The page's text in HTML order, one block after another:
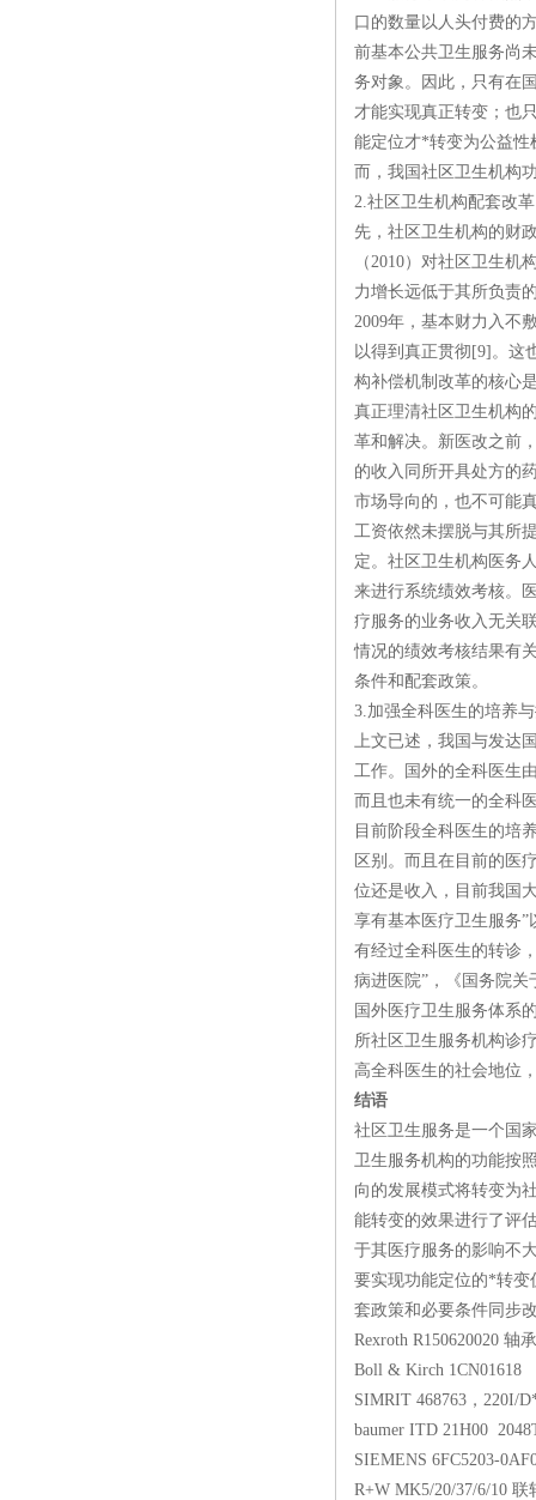
口的数量以人头付费的
前基本公共卫生服务尚
务对象。因此，只有在
才能实现真正转变；也
能定位才*转变为公益性
而，我国社区卫生机构
2.社区卫生机构配套改
先，社区卫生机构的财
（2010）对社区卫生
力增长远低于其所负责
2009年，基本财力入不
以得到真正贯彻[9]。这
构补偿机制改革的核心
真正理清社区卫生机构
革和解决。新医改之前
的收入同所开具处方的
市场导向的，也不可能
工资依然未摆脱与其所
定。社区卫生机构医务
来进行系统绩效考核。
疗服务的业务收入无关
情况的绩效考核结果有
条件和配套政策。
3.加强全科医生的培养
上文已述，我国与发达
工作。国外的全科医生
而且也未有统一的全科
目前阶段全科医生的培
区别。而且在目前的医
位还是收入，目前我国
享有基本医疗卫生服务
有经过全科医生的转诊
病进医院”，《国务院
国外医疗卫生服务体系
所社区卫生服务机构诊
高全科医生的社会地位
结语
社区卫生服务是一个国
卫生服务机构的功能按
向的发展模式将转变为
能转变的效果进行了评
于其医疗服务的影响不
要实现功能定位的*转变
套政策和必要条件同步
Rexroth R150620020 轴承
Boll & Kirch 1CN01618
SIMRIT 468763，220I/
baumer ITD 21H00
SIEMENS 6FC5203-
R+W MK5/20/37/6/10 联